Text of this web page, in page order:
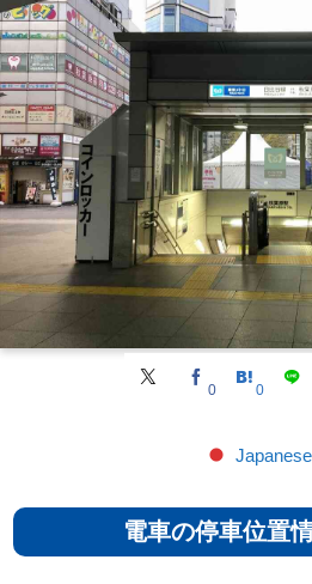
0 0
Japanese
電車の停車位置